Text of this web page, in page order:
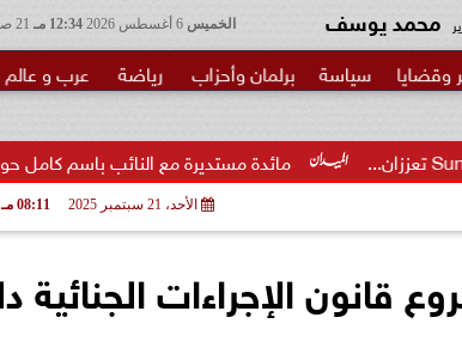
الخميس 12:34 مـ محمد يوسف
وقضايا سياسة برلمان وأحزاب رياضة عرب و عالم
مائدة مستديرة مع النائب باسم كامل حول مشروع قانون
الأحد، 21 سبتمبر 2025 08:11 مـ
قانون الإجراءات الجنائية